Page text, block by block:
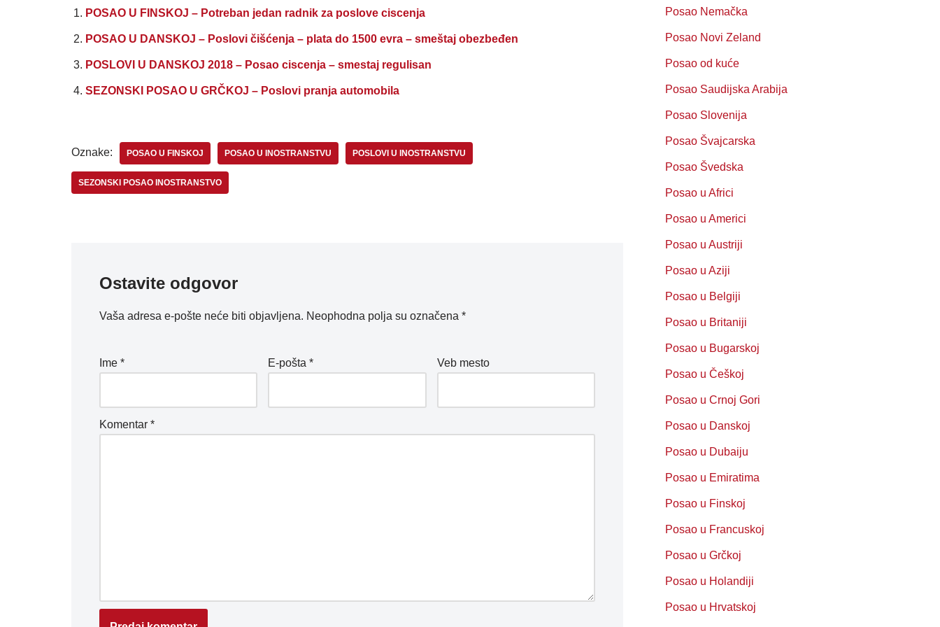
POSAO U FINSKOJ – Potreban jedan radnik za poslove ciscenja
POSAO U DANSKOJ – Poslovi čišćenja – plata do 1500 evra – smeštaj obezbeđen
POSLOVI U DANSKOJ 2018 – Posao ciscenja – smestaj regulisan
SEZONSKI POSAO U GRČKOJ – Poslovi pranja automobila
Oznake: POSAO U FINSKOJ POSAO U INOSTRANSTVU POSLOVI U INOSTRANSTVU
SEZONSKI POSAO INOSTRANSTVO
Ostavite odgovor
Vaša adresa e-pošte neće biti objavljena. Neophodna polja su označena *
Ime * E-pošta* Veb mesto
Komentar *
Posao Nemačka
Posao Novi Zeland
Posao od kuće
Posao Saudijska Arabija
Posao Slovenija
Posao Švajcarska
Posao Švedska
Posao u Africi
Posao u Americi
Posao u Austriji
Posao u Aziji
Posao u Belgiji
Posao u Britaniji
Posao u Bugarskoj
Posao u Češkoj
Posao u Crnoj Gori
Posao u Danskoj
Posao u Dubaiju
Posao u Emiratima
Posao u Finskoj
Posao u Francuskoj
Posao u Grčkoj
Posao u Holandiji
Posao u Hrvatskoj